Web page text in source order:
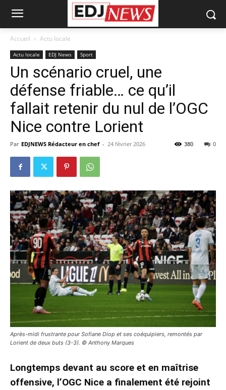
Accueil Actu locale
Actu locale EDJ News Sport
Un scénario cruel, une
défense friable… ce qu’il
fallait retenir du nul de l’OGC
Nice contre Lorient
Par EDJNEWS Rédacteur en chef - 24 février 2026 0
380
Après-midi frustrante pour Sofiane Diop et ses coéquipiers, remontés par
Lorient de deux buts (3-3). © Anthony Marques
Longtemps devant au score et en maîtrise
offensive, l’OGC Nice a finalement été rejoint